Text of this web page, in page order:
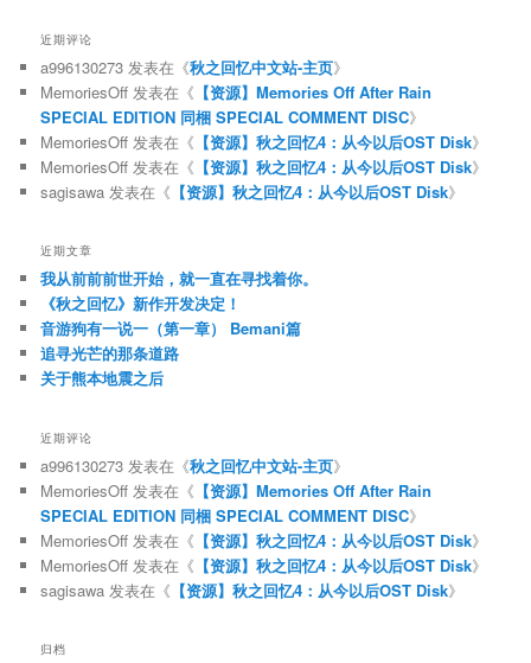
近期评论
a996130273 发表在《秋之回忆中文站-主页》
MemoriesOff 发表在《 【资源】Memories Off After Rain
SPECIAL EDITION 同梱 SPECIAL COMMENT DISC》
MemoriesOff 发表在《 【资源】秋之回忆4：从今以后OST Disk》
MemoriesOff 发表在《 【资源】秋之回忆4：从今以后OST Disk》
sagisawa 发表在《 【资源】秋之回忆4：从今以后OST Disk》
近期文章
我从前前前世开始，就一直在寻找着你。
《秋之回忆》新作开发决定！
音游狗有一说一（第一章） Bemani篇
追寻光芒的那条道路
关于熊本地震之后
近期评论
a996130273 发表在《秋之回忆中文站-主页》
MemoriesOff 发表在《 【资源】Memories Off After Rain
SPECIAL EDITION 同梱 SPECIAL COMMENT DISC》
MemoriesOff 发表在《 【资源】秋之回忆4：从今以后OST Disk》
MemoriesOff 发表在《 【资源】秋之回忆4：从今以后OST Disk》
sagisawa 发表在《 【资源】秋之回忆4：从今以后OST Disk》
归档